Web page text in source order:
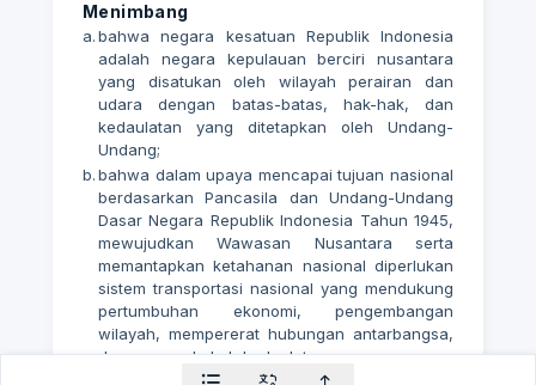
Menimbang
a.bahwa negara kesatuan Republik Indonesia
adalah negara kepulauan berciri nusantara
yang disatukan oleh wilayah perairan dan
udara dengan batas-batas, hak-hak, dan
kedaulatan yang ditetapkan oleh Undang-
Undang;
b.bahwa dalam upaya mencapai tujuan nasional
berdasarkan Pancasila dan Undang-Undang
Dasar Negara Republik Indonesia Tahun 1945,
mewujudkan Wawasan Nusantara serta
memantapkan ketahanan nasional diperlukan
sistem transportasi nasional yang mendukung
pertumbuhan ekonomi, pengembangan
wilayah, mempererat hubungan antarbangsa,
dan memperkukuh kedaulatan negara;